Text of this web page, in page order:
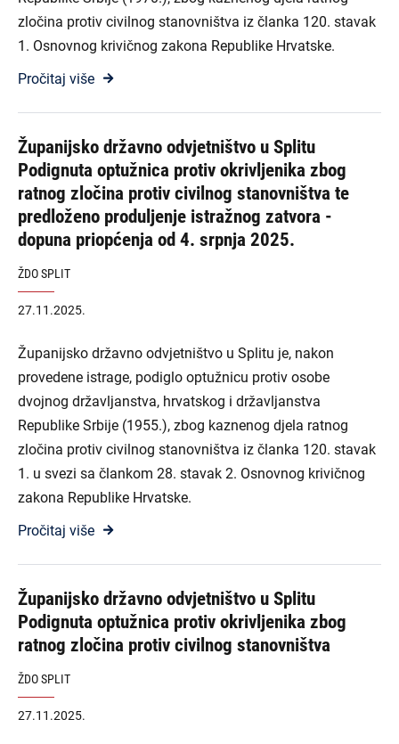
zločina protiv civilnog stanovništva iz članka 120. stavak
1. Osnovnog krivičnog zakona Republike Hrvatske.
Pročitaj više
Županijsko državno odvjetništvo u Splitu
Podignuta optužnica protiv okrivljenika zbog
ratnog zločina protiv civilnog stanovništva te
predloženo produljenje istražnog zatvora -
dopuna priopćenja od 4. srpnja 2025.
ŽDO SPLIT
27.11.2025.
Županijsko državno odvjetništvo u Splitu je, nakon
provedene istrage, podiglo optužnicu protiv osobe
dvojnog državljanstva, hrvatskog i državljanstva
Republike Srbije (1955.), zbog kaznenog djela ratnog
zločina protiv civilnog stanovništva iz članka 120. stavak
1. u svezi sa člankom 28. stavak 2. Osnovnog krivičnog
zakona Republike Hrvatske.
Pročitaj više
Županijsko državno odvjetništvo u Splitu
Podignuta optužnica protiv okrivljenika zbog
ratnog zločina protiv civilnog stanovništva
ŽDO SPLIT
27.11.2025.